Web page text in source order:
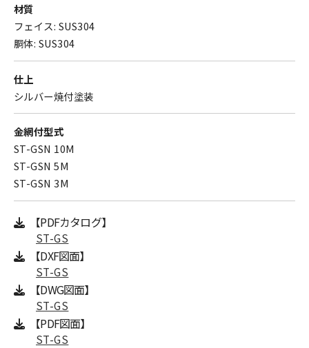
材質
フェイス: SUS304
胴体: SUS304
仕上
シルバー焼付塗装
金網付型式
ST-GSN 10M
ST-GSN 5M
ST-GSN 3M
【PDFカタログ】
ST-GS
【DXF図面】
ST-GS
【DWG図面】
ST-GS
【PDF図面】
ST-GS